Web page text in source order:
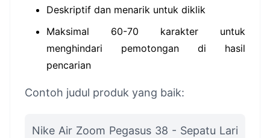
Deskriptif dan menarik untuk diklik
Maksimal 60-70 karakter untuk
menghindari pemotongan di hasil
pencarian
Contoh judul produk yang baik:
Nike Air Zoom Pegasus 38 - Sepatu Lari